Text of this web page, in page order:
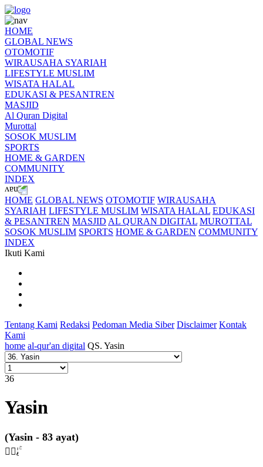
HOME
GLOBAL NEWS
OTOMOTIF
WIRAUSAHA SYARIAH
LIFESTYLE MUSLIM
WISATA HALAL
EDUKASI & PESANTREN
MASJID
Al Quran Digital
Murottal
SOSOK MUSLIM
SPORTS
HOME & GARDEN
COMMUNITY
INDEX
HOME GLOBAL NEWS OTOMOTIF WIRAUSAHA
SYARIAH LIFESTYLE MUSLIM WISATA HALAL EDUKASI
& PESANTREN MASJID AL QURAN DIGITAL MUROTTAL
SOSOK MUSLIM SPORTS HOME & GARDEN COMMUNITY
INDEX
Ikuti Kami
Tentang Kami Redaksi Pedoman Media Siber Disclaimer Kontak
Kami
home al-qur'an digital QS. Yasin
36
Yasin
(Yasin - 83 ayat)
يٰسۤ ۚ